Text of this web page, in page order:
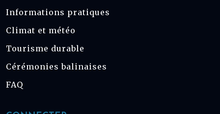
Informations pratiques
Climat et météo
Tourisme durable
Cérémonies balinaises
FAQ